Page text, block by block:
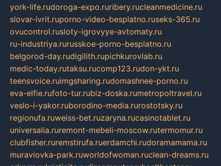
york-life.rudoroga-expo.ruribery.rucleanmedicine.ru
slovar-ivrit.ruporno-video-besplatno.ruseks-365.ru
ovucontrol.rusloty-igrovyye-avtomaty.ru
ru-industriya.rurusskoe-porno-besplatno.ru
belgorod-day.rudigilith.rupichkurovlab.ru
medic-today.rutaksu.rucomp123.rudon-ykt.ru
teensvoice.ruimgsharing.rudomashnee-porno.ru
eva-elfie.rufoto-tur.rubiz-doska.rumetropoltravel.ru
veslo-i-yakor.ruborodino-media.rurostotsky.ru
regionufa.ruweiss-bet.ruzaryna.rucasinotablet.ru
universalia.ruremont-mebeli-moscow.rutermomur.ru
clubfisher.ruremstirufa.ruerdamchi.rudoramamama.ru
muraviovka-park.ruworldofwoman.ruclean-dreams.ru